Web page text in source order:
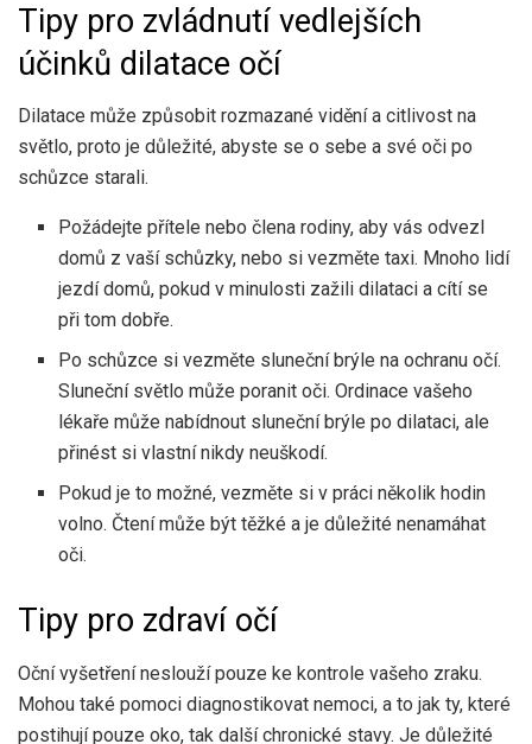
Tipy pro zvládnutí vedlejších
účinků dilatace očí
Dilatace může způsobit rozmazané vidění a citlivost na
světlo, proto je důležité, abyste se o sebe a své oči po
schůzce starali.
Požádejte přítele nebo člena rodiny, aby vás odvezl
domů z vaší schůzky, nebo si vezměte taxi. Mnoho lidí
jezdí domů, pokud v minulosti zažili dilataci a cítí se
při tom dobře.
Po schůzce si vezměte sluneční brýle na ochranu očí.
Sluneční světlo může poranit oči. Ordinace vašeho
lékaře může nabídnout sluneční brýle po dilataci, ale
přinést si vlastní nikdy neuškodí.
Pokud je to možné, vezměte si v práci několik hodin
volno. Čtení může být těžké a je důležité nenamáhat
oči.
Tipy pro zdraví očí
Oční vyšetření neslouží pouze ke kontrole vašeho zraku.
Mohou také pomoci diagnostikovat nemoci, a to jak ty, které
postihují pouze oko, tak další chronické stavy. Je důležité